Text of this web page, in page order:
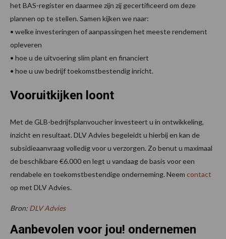
het BAS-register en daarmee zijn zij gecertificeerd om deze
plannen op te stellen. Samen kijken we naar:
• welke investeringen of aanpassingen het meeste rendement
opleveren
• hoe u de uitvoering slim plant en financiert
• hoe u uw bedrijf toekomstbestendig inricht.
Vooruitkijken loont
Met de GLB-bedrijfsplanvoucher investeert u in ontwikkeling,
inzicht en resultaat. DLV Advies begeleidt u hierbij en kan de
subsidieaanvraag volledig voor u verzorgen. Zo benut u maximaal
de beschikbare €6.000 en legt u vandaag de basis voor een
rendabele en toekomstbestendige onderneming. Neem contact
op met DLV Advies.
Bron: DLV Advies
Aanbevolen voor jou! ondernemen